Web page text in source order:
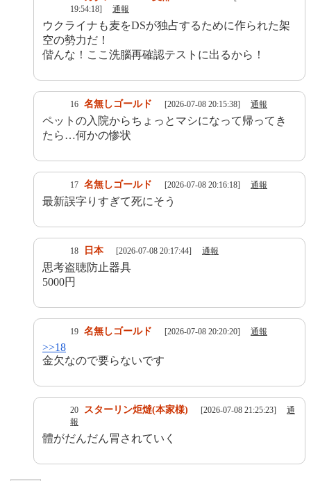
19:54:18]
通報
ウクライナも麦をDSが独占するために作られた架
空の勢力だ！
偕んな！ここ洗腦再確認テストに出るから！
16 名無しゴールド [2026-07-08 20:15:38] 通報
ペットの入院からちょっとマシになって帰ってき
たら…何かの惨状
17 名無しゴールド [2026-07-08 20:16:18] 通報
最新誤字りすぎて死にそう
18 日本 [2026-07-08 20:17:44] 通報
思考盗聴防止器具
5000円
19 名無しゴールド [2026-07-08 20:20:20] 通報
>>18
金欠なので要らないです
20 スターリン炬燵(本家様) [2026-07-08 21:25:23]
通
報
體がだんだん冐されていく